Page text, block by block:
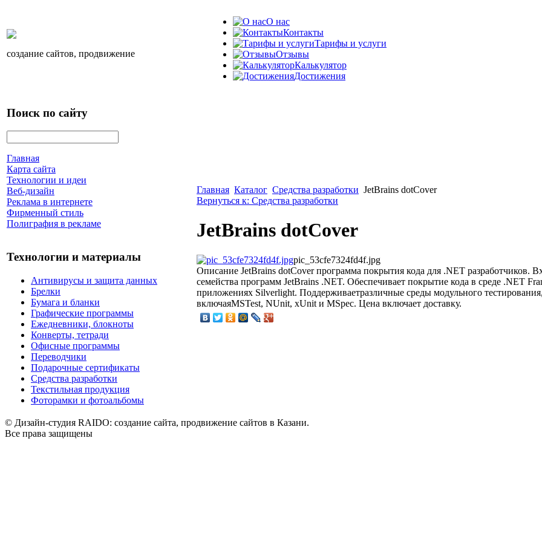
создание сайтов, продвижение
О нас
Контакты
Тарифы и услуги
Отзывы
Калькулятор
Достижения
Поиск по сайту
Главная
Карта сайта
Технологии и идеи
Веб-дизайн
Реклама в интернете
Фирменный стиль
Полиграфия в рекламе
Технологии и материалы
Антивирусы и защита данных
Брелки
Бумага и бланки
Графические программы
Ежедневники, блокноты
Конверты, тетради
Офисные программы
Переводчики
Подарочные сертификаты
Средства разработки
Текстильная продукция
Фоторамки и фотоальбомы
Главная Каталог Средства разработки JetBrains dotCover
Вернуться к: Средства разработки
JetBrains dotCover
pic_53cfe7324fd4f.jpg
Описание JetBrains dotCover программа покрытия кода для .NET разработчиков.
семейства программ JetBrains .NET. Обеспечивает покрытие кода в среде .NET
приложениях Silverlight. Поддерживаетразличные среды модульного тестирования,
включаяMSTest, NUnit, xUnit и MSpec. Цена включает доставку.
© Дизайн-студия RAIDO: создание сайта, продвижение сайтов в Казани.
Все права защищены